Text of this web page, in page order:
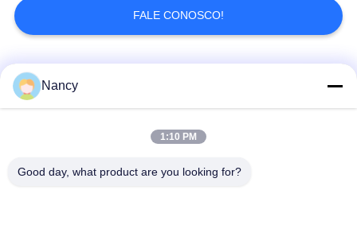
FALE CONOSCO!
Categorias populares
Saco de filtro de
Nancy
1:10 PM
Good day, what product are you looking for?